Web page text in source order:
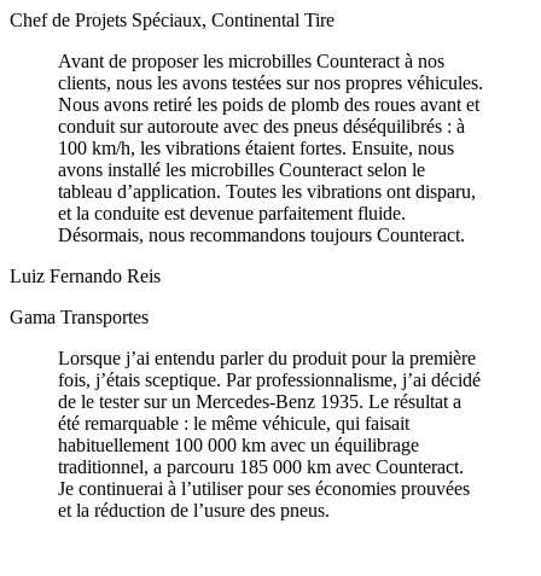
Chef de Projets Spéciaux, Continental Tire
Avant de proposer les microbilles Counteract à nos
clients, nous les avons testées sur nos propres véhicules.
Nous avons retiré les poids de plomb des roues avant et
conduit sur autoroute avec des pneus déséquilibrés : à
100 km/h, les vibrations étaient fortes. Ensuite, nous
avons installé les microbilles Counteract selon le
tableau d’application. Toutes les vibrations ont disparu,
et la conduite est devenue parfaitement fluide.
Désormais, nous recommandons toujours Counteract.
Luiz Fernando Reis
Gama Transportes
Lorsque j’ai entendu parler du produit pour la première
fois, j’étais sceptique. Par professionnalisme, j’ai décidé
de le tester sur un Mercedes-Benz 1935. Le résultat a
été remarquable : le même véhicule, qui faisait
habituellement 100 000 km avec un équilibrage
traditionnel, a parcouru 185 000 km avec Counteract.
Je continuerai à l’utiliser pour ses économies prouvées
et la réduction de l’usure des pneus.